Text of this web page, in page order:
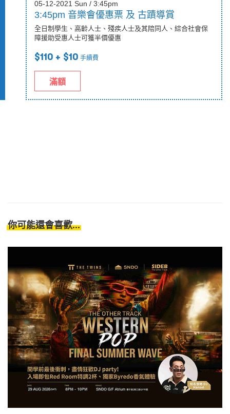
05-12-2021 Sun / 3:45pm
3:45pm 音樂會優惠票 及 古蹟導賞
全日制學生、高齡人士、殘疾人士及其陪同人、綜合社會保
障援助受惠人士可獲半價優惠
$110 + $10 手續費
滿額
你可能還會喜歡...